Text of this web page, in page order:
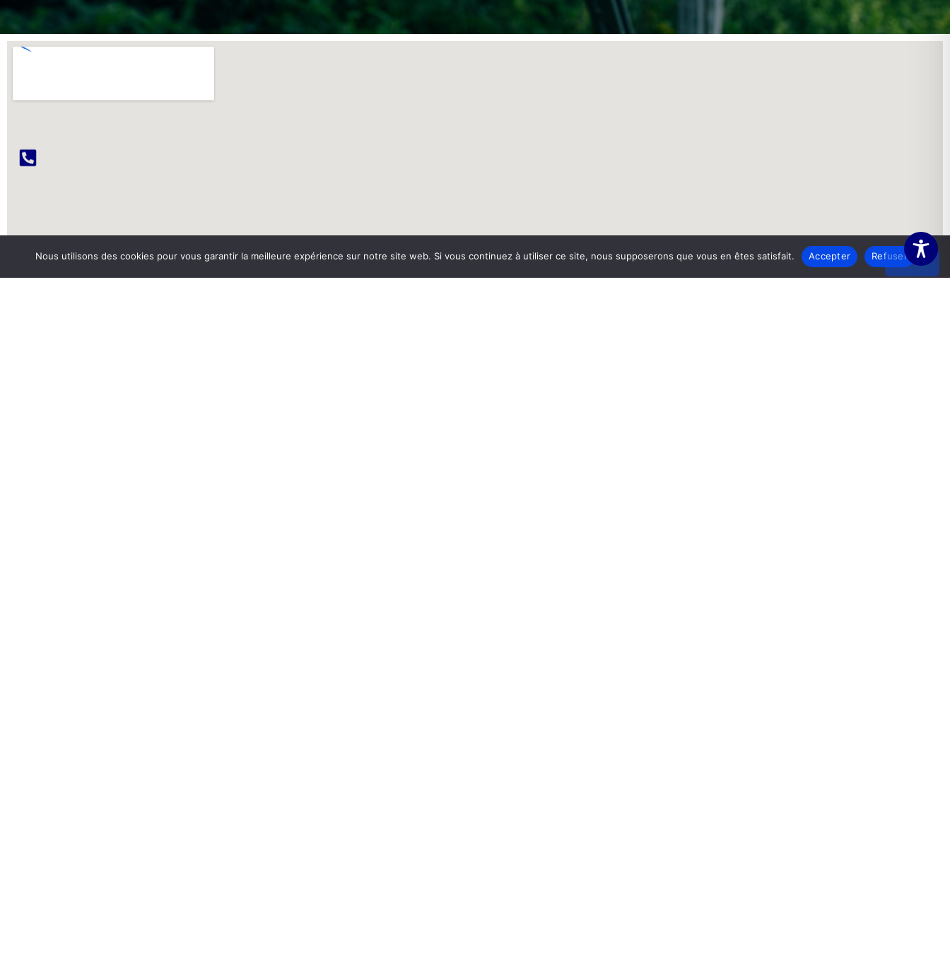
Nous utilisons des cookies pour vous garantir la meilleure expérience sur notre site web. Si vous continuez à utiliser ce site, nous supposerons que vous en êtes satisfait. Accepter Refuser